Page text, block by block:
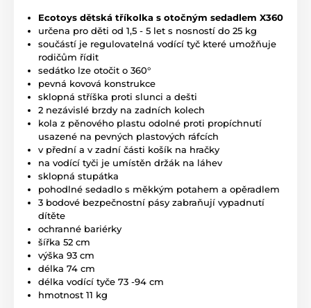
Ecotoys dětská tříkolka s otočným sedadlem X360
určena pro děti od 1,5 - 5 let s nosností do 25 kg
součástí je regulovatelná vodící tyč které umožňuje
rodičům řídit
sedátko lze otočit o 360°
pevná kovová konstrukce
sklopná stříška proti slunci a dešti
2 nezávislé brzdy na zadních kolech
kola z pěnového plastu odolné proti propíchnutí
usazené na pevných plastových ráfcích
v přední a v zadní části košík na hračky
na vodící tyči je umístěn držák na láhev
sklopná stupátka
pohodlné sedadlo s měkkým potahem a opěradlem
3 bodové bezpečnostní pásy zabraňují vypadnutí
dítěte
ochranné bariérky
šířka 52 cm
výška 93 cm
délka 74 cm
délka vodící tyče 73 -94 cm
hmotnost 11 kg